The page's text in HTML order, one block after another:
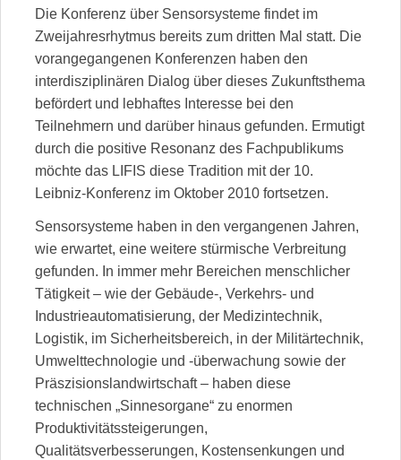
Die Konferenz über Sensorsysteme findet im
Zweijahresrhytmus bereits zum dritten Mal statt. Die
vorangegangenen Konferenzen haben den
interdisziplinären Dialog über dieses Zukunftsthema
befördert und lebhaftes Interesse bei den
Teilnehmern und darüber hinaus gefunden. Ermutigt
durch die positive Resonanz des Fachpublikums
möchte das LIFIS diese Tradition mit der 10.
Leibniz-Konferenz im Oktober 2010 fortsetzen.
Sensorsysteme haben in den vergangenen Jahren,
wie erwartet, eine weitere stürmische Verbreitung
gefunden. In immer mehr Bereichen menschlicher
Tätigkeit – wie der Gebäude-, Verkehrs- und
Industrieautomatisierung, der Medizintechnik,
Logistik, im Sicherheitsbereich, in der Militärtechnik,
Umwelttechnologie und -überwachung sowie der
Präszisionslandwirtschaft – haben diese
technischen „Sinnesorgane“ zu enormen
Produktivitätssteigerungen,
Qualitätsverbesserungen, Kostensenkungen und